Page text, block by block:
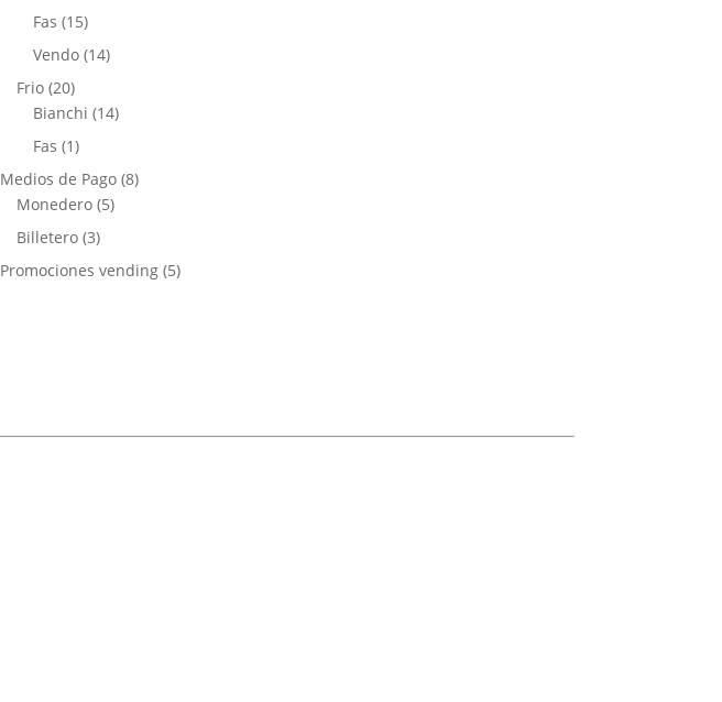
Fas 1515
productos
Vendo 1414
Frio 2020
productos
Bianchi 1414
Fas 11
producto
Medios de Pago 88
Monedero 55
Billetero 33
productos
Promociones vending 55